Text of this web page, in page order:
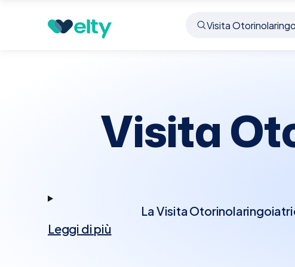
Prenota visita Visita Otorinolaringoiatrica Assago
Visita
La Visita
Leggi di più